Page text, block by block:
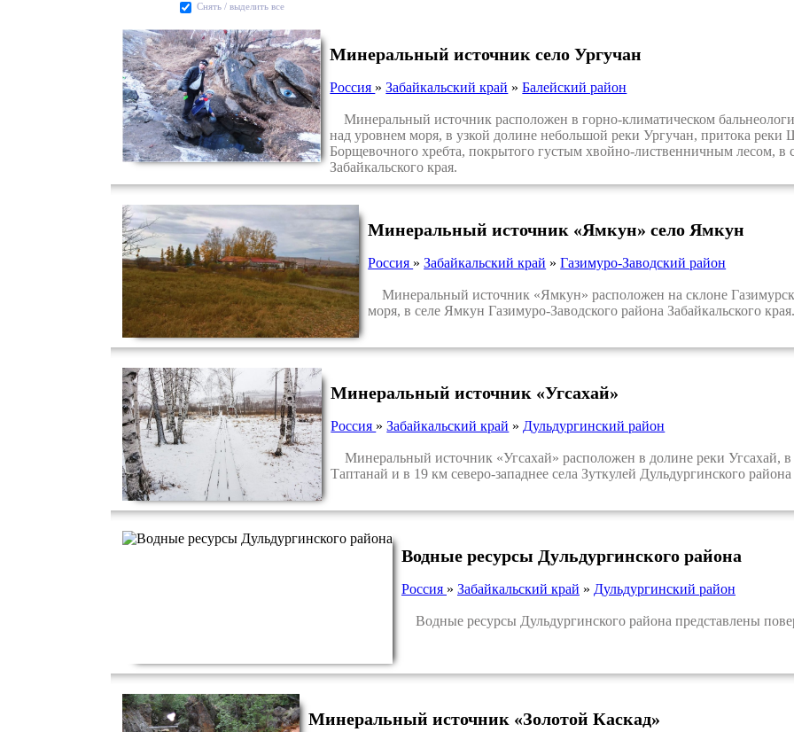
Cнять / выделить все
Минеральный источник село Ургучан
Россия »Забайкальский край »Балейский район
Минеральный источник расположен в горно-климатическом
над уровнем моря, в узкой долине небольшой реки Ургучан, притока реки
Борщевочного хребта, покрытого густым хвойно-лиственничным лесом, в
Забайкальского края.
Минеральный источник «Ямкун» село Ямкун
Россия »Забайкальский край »Газимуро-Заводский район
Минеральный источник «Ямкун» расположен на склоне
моря, в селе Ямкун Газимуро-Заводского района Забайкальского края.
Минеральный источник «Угсахай»
Россия »Забайкальский край » Дульдургинский район
Минеральный источник «Угсахай» расположен в долине реки Угсахай, в
Таптанай и в 19 км северо-западнее села Зуткулей Дульдургинского района
Водные ресурсы Дульдургинского района
Россия » Забайкальский край » Дульдургинский район
Водные ресурсы Дульдургинского района представлены
Минеральный источник «Золотой Каскад»